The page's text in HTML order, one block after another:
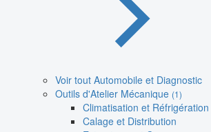
Voir tout Automobile et Diagnostic
Outils d'Atelier Mécanique (1)
Climatisation et Réfrigération
Calage et Distribution